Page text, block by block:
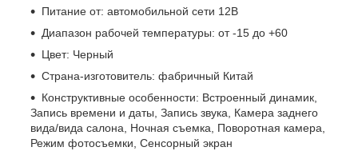
Питание от: автомобильной сети 12В
Диапазон рабочей температуры: от -15 до +60
Цвет: Черный
Страна-изготовитель: фабричный Китай
Конструктивные особенности: Встроенный динамик,
Запись времени и даты, Запись звука, Камера заднего
вида/вида салона, Ночная съемка, Поворотная камера,
Режим фотосъемки, Сенсорный экран